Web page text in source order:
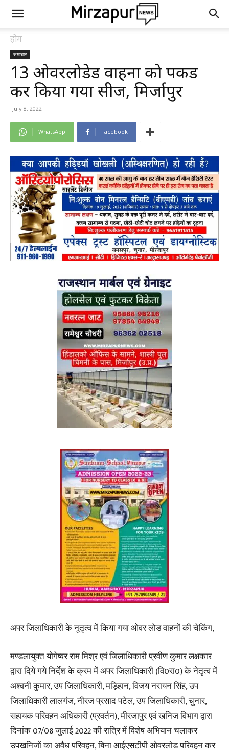
होम
समाचार
13 ओवरलोडेड वाहनों को पकड
कर किया गया सीज, मिर्जापुर
July 8, 2022
WhatsApp Facebook
अपर जिलाधिकारी के नूतृत्व में किया गया ओवर लोड वाहनों की चेकिंग,
मण्डलायुक्त योगेष्वर राम मिश्र एवं जिलाधिकारी प्रवीण कुमार लक्षकार
द्वारा दिये गये निर्देश के क्रम में अपर जिलाधिकारी (वि0रा0) के नेतृत्व में
अश्वनी कुमार, उप जिलाधिकारी, मड़िहान, विजय नरायन सिंह, उप
जिलाधिकारी लालगंज, नीरज प्रसाद पटेल, उप जिलाधिकारी, चुनार,
सहायक परिवहन अधिकारी (प्रवर्तन), मीरजापुर एवं खनिज विभाग द्वारा
दिनांक 07/08 जुलाई 2022 की रात्रि में विशेष अभियान चलाकर
उपखनिजों का अवैध परिवहन, बिना आईएसटीपी ओवरलोड परिवहन कर